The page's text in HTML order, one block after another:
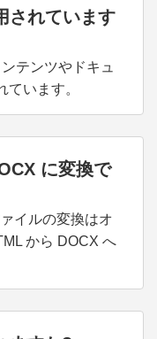
されています
テンツやドキュ
ています。
に変換で
イルの変換はオ
から DOCX へ